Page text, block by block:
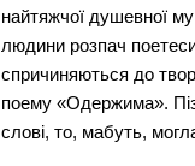
найтяжчої душевної
людини розпач
спричиняються до
поему «Одержима».
слові, то, мабуть,